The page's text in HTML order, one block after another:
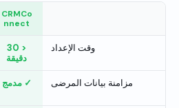
CRMCo
nnect
وقت الإعداد
< 30
دقيقة
مزامنة بيانات المرضى ✓ مدمج